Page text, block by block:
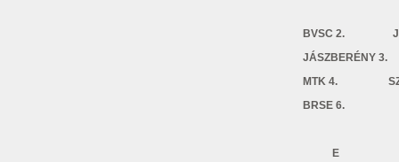
BVSC 2.
JÁSZBERÉNY
MTK 4.
BRSE
E